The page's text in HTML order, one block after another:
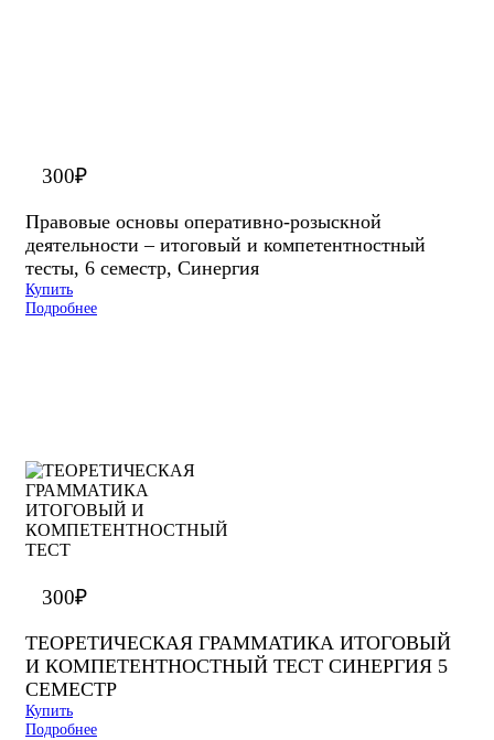
300₽
Правовые основы оперативно-розыскной
деятельности – итоговый и компетентностный
тесты, 6 семестр, Синергия
Купить
Подробнее
300₽
ТЕОРЕТИЧЕСКАЯ ГРАММАТИКА ИТОГОВЫЙ
И КОМПЕТЕНТНОСТНЫЙ ТЕСТ СИНЕРГИЯ 5
СЕМЕСТР
Купить
Подробнее